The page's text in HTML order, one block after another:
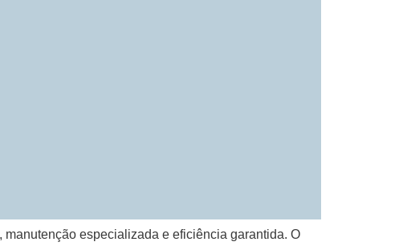
especializada e eficiência garantida. O